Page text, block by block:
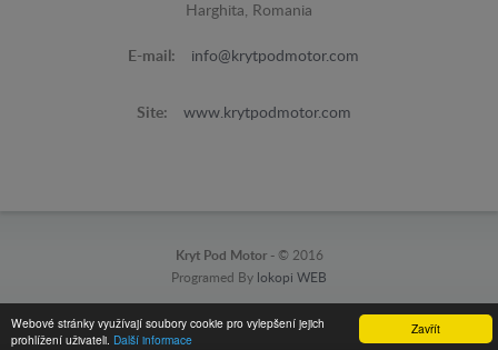
Zavřít
Webové stránky využívají soubory cookie pro vylepšení jejich
prohlížení uživateli. Další informace
Harghita, Romania
E-mail: info@krytpodmotor.com
Site: www.krytpodmotor.com
Kryt Pod Motor - © 2016
Programed By lokopi WEB